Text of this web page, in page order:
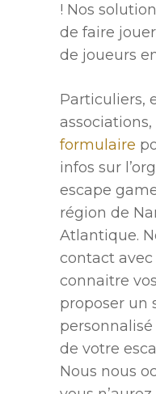
! Nos
de faire
de joueurs
Particuliers,
associations,
formulaire
infos sur
escape
région de
Atlantique.
contact
connaitre
proposer un
personnalisé
de votre
Nous nous